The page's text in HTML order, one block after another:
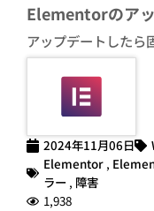
Elementorのア
アップデートしたら
2024年11月06日
Elementor ,
ラー , 障害
1,938